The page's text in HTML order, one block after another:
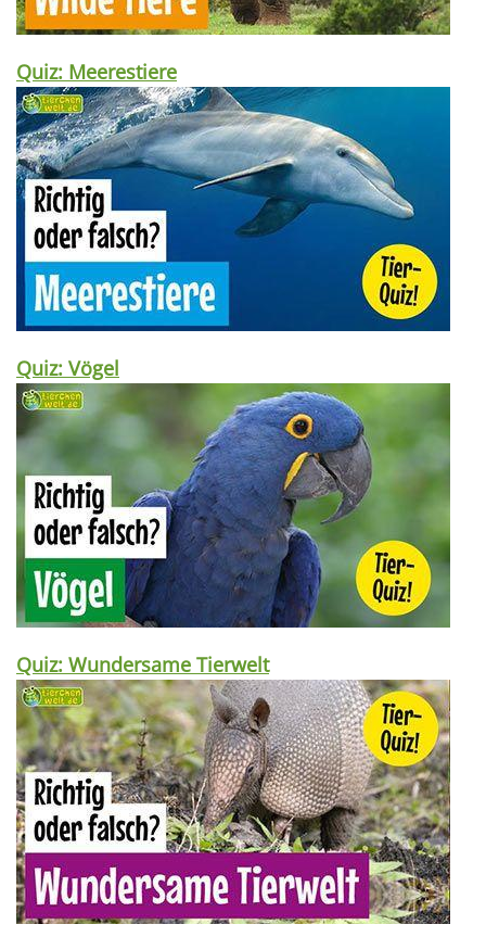
Quiz: Meerestiere
Quiz: Vögel
Quiz: Wundersame Tierwelt